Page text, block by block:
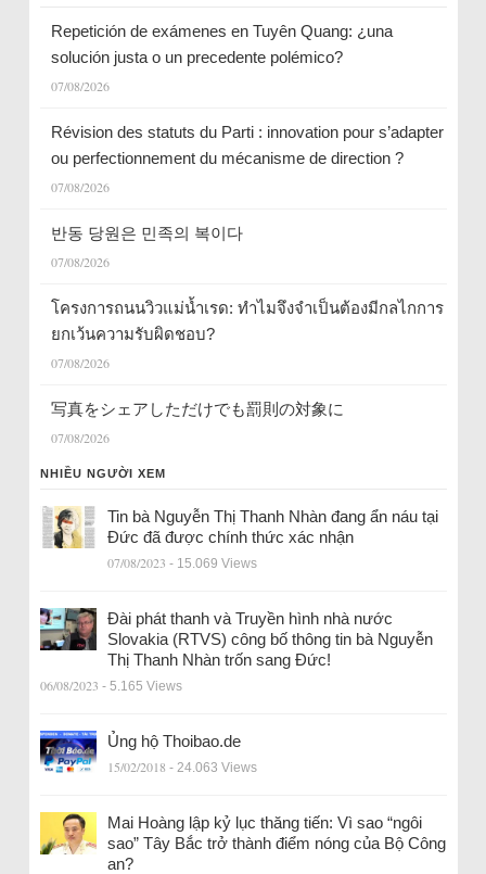
Repetición de exámenes en Tuyên Quang: ¿una
solución justa o un precedente polémico?
07/08/2026
Révision des statuts du Parti : innovation pour s’adapter
ou perfectionnement du mécanisme de direction ?
07/08/2026
반동 당원은 민족의 복이다
07/08/2026
โครงการถนนวิวแม่น้ำเรด: ทำไมจึงจำเป็นต้องมีกลไกการ
ยกเว้นความรับผิดชอบ?
07/08/2026
写真をシェアしただけでも罰則の対象に
07/08/2026
NHIỀU NGƯỜI XEM
Tin bà Nguyễn Thị Thanh Nhàn đang ẩn náu tại
Đức đã được chính thức xác nhận
07/08/2023 - 15.069 Views
Đài phát thanh và Truyền hình nhà nước
Slovakia (RTVS) công bố thông tin bà Nguyễn
Thị Thanh Nhàn trốn sang Đức!
06/08/2023 - 5.165 Views
Ủng hộ Thoibao.de
15/02/2018 - 24.063 Views
Mai Hoàng lập kỷ lục thăng tiến: Vì sao “ngôi
sao” Tây Bắc trở thành điểm nóng của Bộ Công
an?